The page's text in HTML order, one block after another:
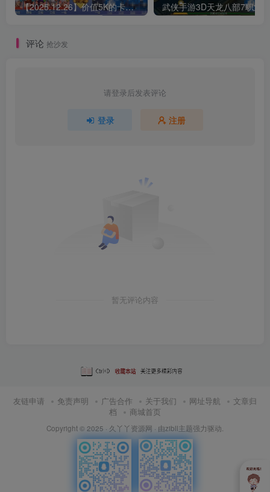
【2025.12.26】价值5K的卡牌手游【SNK拳皇全明星激斗版】双端+源码+GM后台+搭建教程
评论 抢沙发
请登录后发表评论
登录 注册
暂无评论内容
友链申请 免责声明 广告合作 关于我们 网址导航
文章归
档
商城首页
Copyright © 2025 · 久丫丫资源网 · 由zibll主题强力驱动.